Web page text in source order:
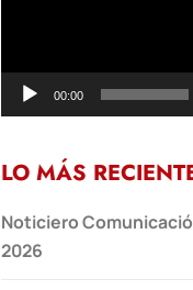
00:00
LO MÁS
Noticiero
2026